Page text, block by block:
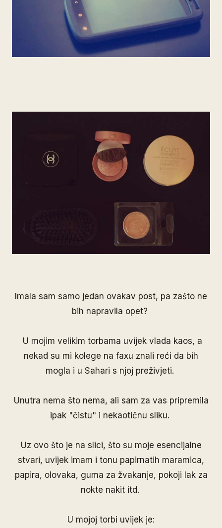
Imala sam samo jedan ovakav post, pa zašto ne
bih napravila opet?
U mojim velikim torbama uvijek vlada kaos, a
nekad su mi kolege na faxu znali reći da bih
mogla i u Sahari s njoj preživjeti.
Unutra nema što nema, ali sam za vas pripremila
ipak "čistu" i nekaotičnu sliku.
Uz ovo što je na slici, što su moje esencijalne
stvari, uvijek imam i tonu papirnatih maramica,
papira, olovaka, guma za žvakanje, pokoji lak za
nokte nakit itd.
U mojoj torbi uvijek je: